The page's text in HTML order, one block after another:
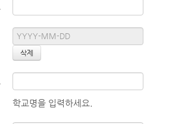
학교명을 입력하세요.